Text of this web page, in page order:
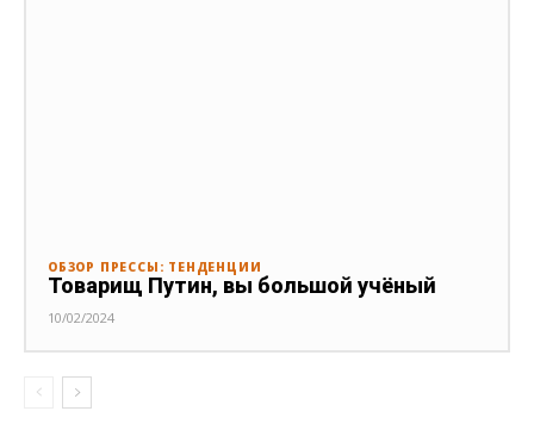
ОБЗОР ПРЕССЫ: ТЕНДЕНЦИИ
Товарищ Путин, вы большой учёный
10/02/2024